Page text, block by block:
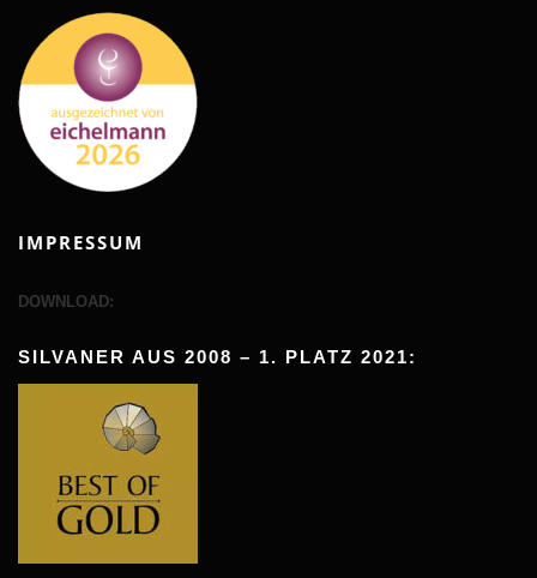
IMPRESSUM
DOWNLOAD:
SILVANER AUS 2008 – 1. PLATZ 2021: